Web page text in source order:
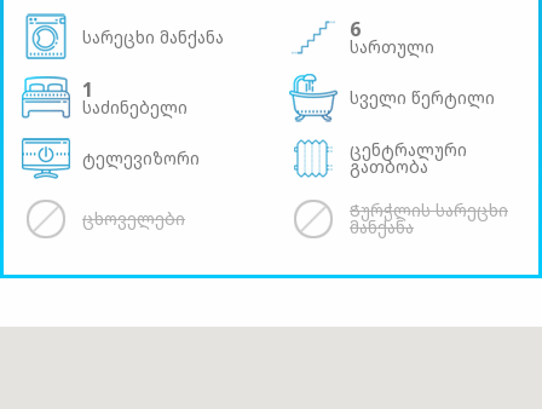
სარეცხი მანქანა 6
სართული
1
საძინებელი სველი წერტილი
ტელევიზორი ცენტრალური
გათბობა
ცხოველები Ჭურჭლის სარეცხი
მანქანა